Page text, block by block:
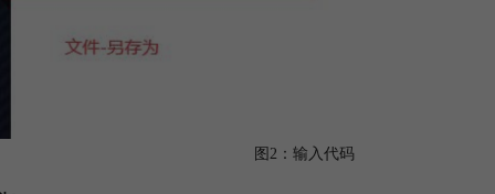
图2：输入代码